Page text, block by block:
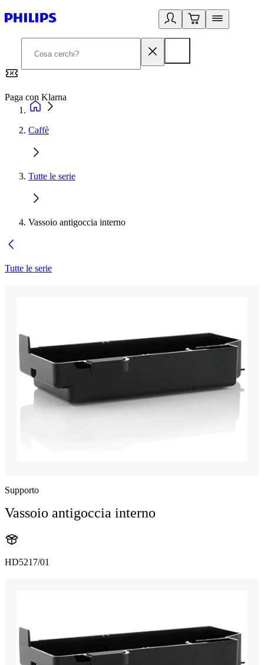
Paga con Klarna
Caffè
Tutte le serie
Vassoio antigoccia interno
Tutte le serie
Supporto
Vassoio antigoccia interno
HD5217/01